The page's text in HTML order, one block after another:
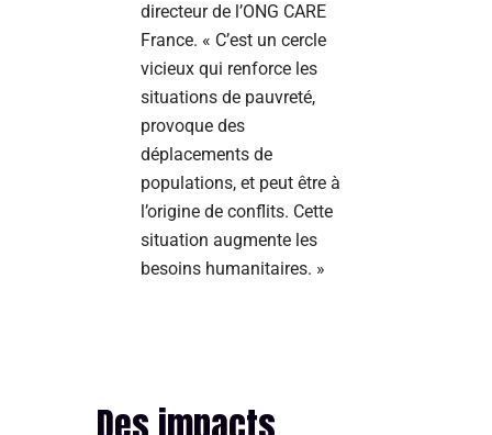
directeur de l’ONG CARE
France. « C’est un cercle
vicieux qui renforce les
situations de pauvreté,
provoque des
déplacements de
populations, et peut être à
l’origine de conflits. Cette
situation augmente les
besoins humanitaires. »